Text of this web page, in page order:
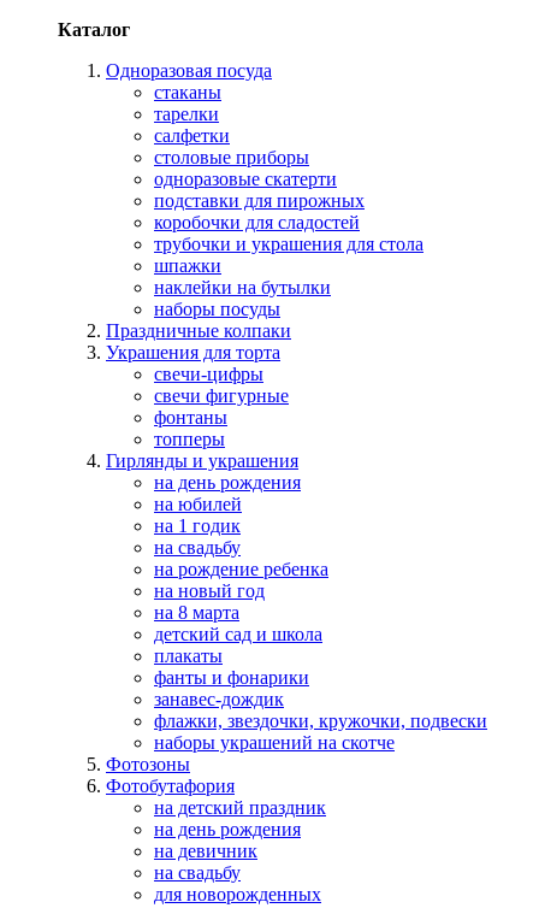
Каталог
Одноразовая посуда
стаканы
тарелки
салфетки
столовые приборы
одноразовые скатерти
подставки для пирожных
коробочки для сладостей
трубочки и украшения для стола
шпажки
наклейки на бутылки
наборы посуды
Праздничные колпаки
Украшения для торта
свечи-цифры
свечи фигурные
фонтаны
топперы
Гирлянды и украшения
на день рождения
на юбилей
на 1 годик
на свадьбу
на рождение ребенка
на новый год
на 8 марта
детский сад и школа
плакаты
фанты и фонарики
занавес-дождик
флажки, звездочки, кружочки, подвески
наборы украшений на скотче
Фотозоны
Фотобутафория
на детский праздник
на день рождения
на девичник
на свадьбу
для новорожденных